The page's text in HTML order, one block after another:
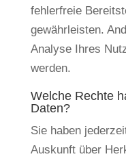
fehlerfreie
gewährleisten.
Analyse Ihres
werden.
Welche Rechte
Daten?
Sie haben
Auskunft über